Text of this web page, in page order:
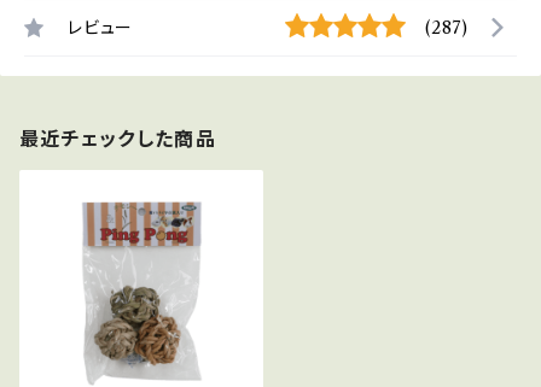
レビュー (287)
最近チェックした商品